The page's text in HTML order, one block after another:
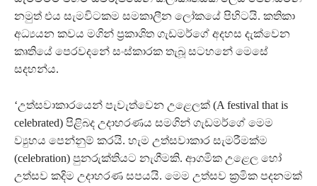
නමුත් එය සැමවිටකම සමකාලීන ලෝකයේ පිහිටයි. කතිකා
අධ්‍යයන කවය මගින් ප‍්‍රකාශිත ගැඩමර්ගේ අදහස දැක්වෙන
කෘතියේ පෙරවදනේ සංස්කාරක තැබූ සටහනේ මෙසේ
සදහන්ය.
‘උත්සවාකාරයෙන් පැවැත්වෙන උළෙලක් (A festival that is
celebrated) පිළිබද උදාහරණය සමගින් ගැඩමර්ගේ මෙම
ව්‍යුහය පෙන්නුම් කරයි. හැම උත්සවාකාර සැමරීමක්ම
(celebration) පුනරුක්තියට නැගීමකි. ආගමික උළෙල හෝ
උත්සව කදිම උදාහරණ සපයයි. මෙම උත්සව ක‍්‍රමික පදනමක්